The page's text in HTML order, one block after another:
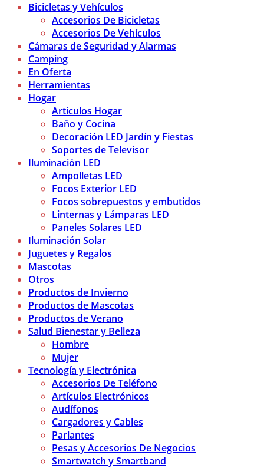
Bicicletas y Vehículos
Accesorios De Bicicletas
Accesorios De Vehículos
Cámaras de Seguridad y Alarmas
Camping
En Oferta
Herramientas
Hogar
Articulos Hogar
Baño y Cocina
Decoración LED Jardín y Fiestas
Soportes de Televisor
Iluminación LED
Ampolletas LED
Focos Exterior LED
Focos sobrepuestos y embutidos
Linternas y Lámparas LED
Paneles Solares LED
Iluminación Solar
Juguetes y Regalos
Mascotas
Otros
Productos de Invierno
Productos de Mascotas
Productos de Verano
Salud Bienestar y Belleza
Hombre
Mujer
Tecnología y Electrónica
Accesorios De Teléfono
Artículos Electrónicos
Audífonos
Cargadores y Cables
Parlantes
Pesas y Accesorios De Negocios
Smartwatch y Smartband